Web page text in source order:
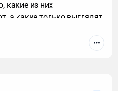
какие из них
а какие только выглядят